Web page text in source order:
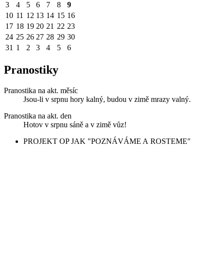
3
4 5 6 7 8
9
10 11 12 13 14 15 16
17 18 19 20 21 22 23
24 25 26 27 28 29 30
31 1 2 3 4 5 6
Pranostiky
Pranostika na akt. měsíc
Jsou-li v srpnu hory kalný, budou v zimě mrazy valný.
Pranostika na akt. den
Hotov v srpnu sáně a v zimě vůz!
PROJEKT OP JAK "POZNÁVÁME A ROSTEME"